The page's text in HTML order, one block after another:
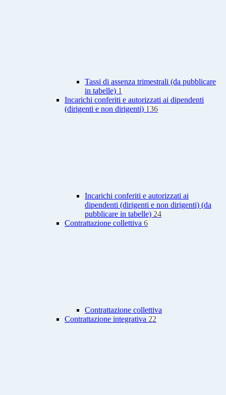
Tassi di assenza trimestrali (da pubblicare
in tabelle) 1
Incarichi conferiti e autorizzati ai dipendenti
(dirigenti e non dirigenti) 136
Incarichi conferiti e autorizzati ai
dipendenti (dirigenti e non dirigenti) (da
pubblicare in tabelle) 24
Contrattazione collettiva 6
Contrattazione collettiva
Contrattazione integrativa 22